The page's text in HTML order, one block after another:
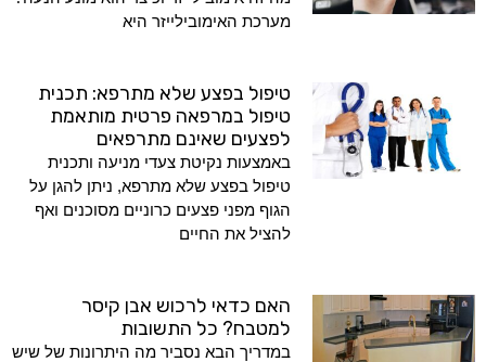
מערכת האימובילייזר היא
טיפול בפצע שלא מתרפא: תכנית
טיפול במרפאה פרטית מותאמת
לפצעים שאינם מתרפאים
באמצעות נקיטת צעדי מניעה ותכנית
טיפול בפצע שלא מתרפא, ניתן להגן על
הגוף מפני פצעים כרוניים מסוכנים ואף
להציל את החיים
האם כדאי לרכוש אבן קיסר
למטבח? כל התשובות
במדריך הבא נסביר מה היתרונות של שיש